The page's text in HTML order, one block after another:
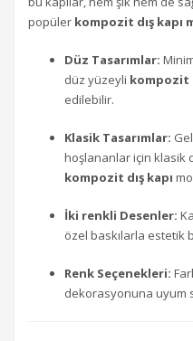
popüler kompozit dış kapı
Düz Tasarımlar:
düz yüzeyli kompozit
edilebilir.
Klasik Tasarımlar:
hoşlananlar için klasik
kompozit dış kapı
İki renkli Desenler:
özel baskılarla estetik
Renk Seçenekleri:
dekorasyonuna uyum